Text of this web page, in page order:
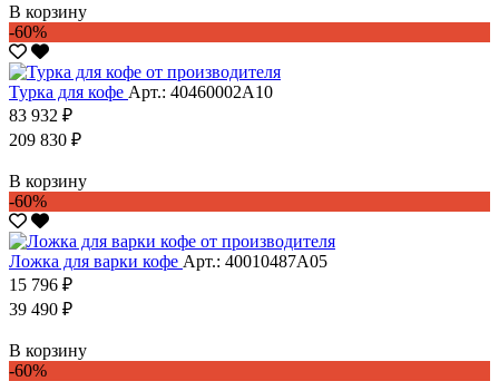
В корзину
-60%
Турка для кофе Арт.: 40460002А10
83 932 ₽
209 830 ₽
В корзину
-60%
Ложка для варки кофе Арт.: 40010487А05
15 796 ₽
39 490 ₽
В корзину
-60%